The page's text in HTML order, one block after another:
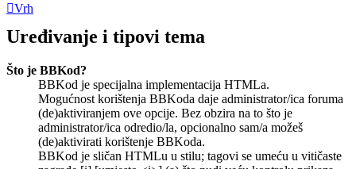
Vrh
Uređivanje i tipovi tema
Što je BBKod?
BBKod je specijalna implementacija HTMLa.
Mogućnost korištenja BBKoda daje administrator/ica foruma
(de)aktiviranjem ove opcije. Bez obzira na to što je
administrator/ica odredio/la, opcionalno sam/a možeš
(de)aktivirati korištenje BBKoda.
BBKod je sličan HTMLu u stilu; tagovi se umeću u vitičaste